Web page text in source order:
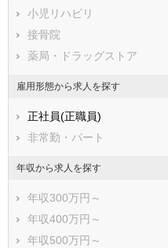
安八郡神戸町
安八郡安八町
揖斐郡大野町
本巣郡北方町
加茂郡七宗町
加茂郡白川町
可児郡御嵩町
小児リハビリ
接骨院
薬局・ドラッグストア
雇用形態から求人を探す
正社員(正職員)
非常勤・パート
年収から求人を探す
年収300万円～
年収400万円～
年収500万円～